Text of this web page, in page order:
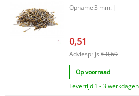
Opname 3 mm. |
0,51
Adviesprijs € 0,69
Op voorraad
Levertijd 1 - 3 werkdagen